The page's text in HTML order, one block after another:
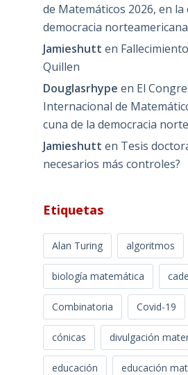
de Matemáticos 2026, en la
democracia norteamericana
Jamieshutt en
Quillen
Douglasrhype en El
Internacional de
cuna de la democracia
Jamieshutt en Tesis
necesarios más controles?
Etiquetas
Alan Turing algoritmos
biología matemática
Combinatoria Covid-19
cónicas divulgación
educación educación